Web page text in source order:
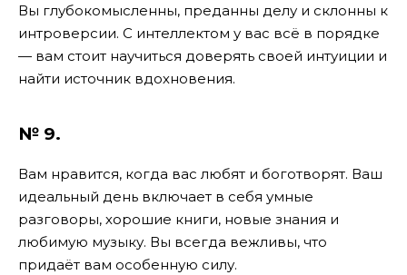
Вы глубокомысленны, преданны делу и склонны к
интроверсии. С интеллектом у вас всё в порядке
— вам стоит научиться доверять своей интуиции и
найти источник вдохновения.
№ 9.
Вам нравится, когда вас любят и боготворят. Ваш
идеальный день включает в себя умные
разговоры, хорошие книги, новые знания и
любимую музыку. Вы всегда вежливы, что
придаёт вам особенную силу.